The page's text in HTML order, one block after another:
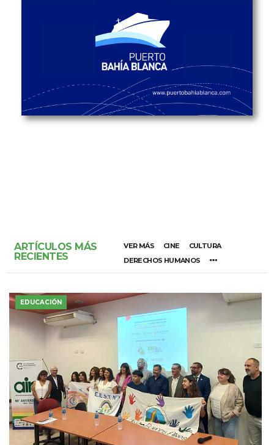
ARTÍCULOS MÁS
RECIENTES
VER MÁS CINE
CULTURA
DERECHOS HUMANOS
EDUCACIÓN